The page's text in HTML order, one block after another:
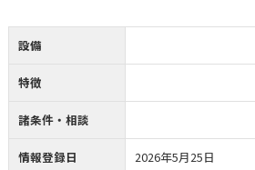
設備
特徴
諸条件・相談
情報登録日 2026年5月25日